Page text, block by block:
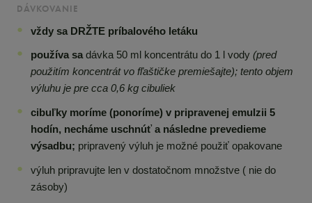
DÁVKOVANIE
vždy sa DRŽTE príbalového letáku
používa sadávka 50 ml koncentrátu do 1 l vody (pred
použitím koncentrát vo fľaštičke premiešajte); tento objem
výluhu je pre cca 0,6 kg cibuliek
cibuľky moríme (ponoríme) v pripravenej emulzii 5
hodín, necháme uschnúť a následne prevedieme
výsadbu; pripravený výluh je možné použiť opakovane
výluh pripravujte len v dostatočnom množstve ( nie do
zásoby)